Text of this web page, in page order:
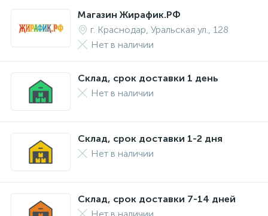
Магазин Жирафик.РФ
г. Краснодар, Уральская ул., 128
Нет в наличии
Склад, срок доставки 1 день
Нет в наличии
Склад, срок доставки 1-2 дня
Нет в наличии
Склад, срок доставки 7-14 дней